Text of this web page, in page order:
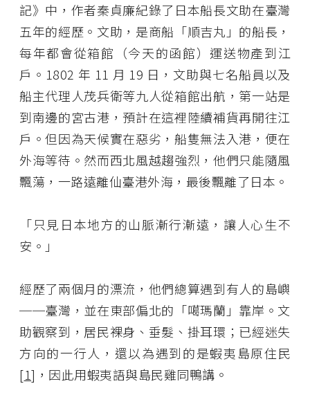
記》中，作者秦貞廉紀錄了日本船長文助在臺灣
五年的經歷。文助，是商船「順吉丸」的船長，
每年都會從箱館（今天的函館）運送物產到江
戶。1802 年 11 月 19 日，文助與七名船員以及
船主代理人茂兵衛等九人從箱館出航，第一站是
到南邊的宮古港，預計在這裡陸續補貨再開往江
戶。但因為天候實在惡劣，船隻無法入港，便在
外海等待。然而西北風越趨強烈，他們只能隨風
飄蕩，一路遠離仙臺港外海，最後飄離了日本。
「只見日本地方的山脈漸行漸遠，讓人心生不
安。」
經歷了兩個月的漂流，他們總算遇到有人的島嶼
──臺灣，並在東部偏北的「噶瑪蘭」靠岸。文
助觀察到，居民裸身、垂髮、掛耳環；已經迷失
方向的一行人，還以為遇到的是蝦夷島原住民
[1]，因此用蝦夷語與島民雞同鴨講。